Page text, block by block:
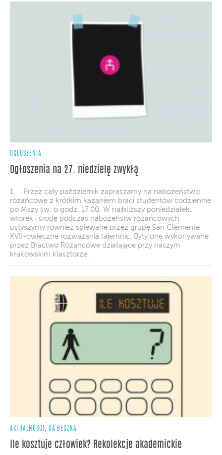
OGŁOSZENIA
Ogłoszenia na 27. niedzielę zwykłą
1. Przez cały październik zapraszamy na nabożeństwo
różańcowe z krótkim kazaniem braci studentów codziennie
po Mszy św. o godz. 17.00. W najbliższy poniedziałek,
wtorek i środę podczas nabożeństw różańcowych
usłyszymy również śpiewane przez grupę San Clemente
XVII-owieczne rozważania tajemnic. Były one wykonywane
przez Bractwo Różańcowe działające przy naszym
krakowskim klasztorze.
AKTUALNOŚCI , DA BECZKA
Ile kosztuje człowiek? Rekolekcje akademickie